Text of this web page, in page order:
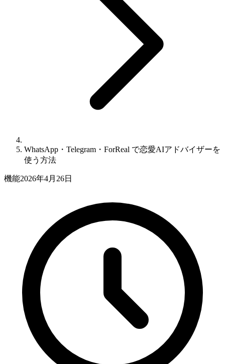
WhatsApp・Telegram・ForReal で恋愛AIアドバイザーを
使う方法
機能2026年4月26日